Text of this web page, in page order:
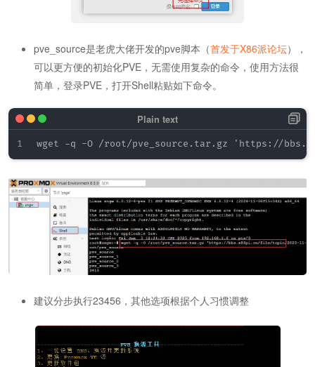
pve_source是老虎大佬开发的pve脚本（首发于X86派论坛），
可以更方便的初始化PVE，无需使用复杂的命令，使用方法很
简单，登录PVE，打开Shell粘贴如下命令。
建议分步执行23456，其他选项根据个人习惯调整